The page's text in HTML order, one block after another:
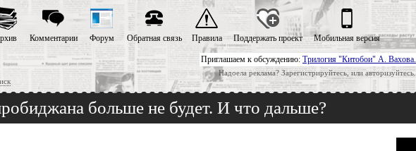
Приглашаем к обсуждению: Трилогия "Китобои" А. Вахова.
Надоела реклама? Зарегистрируйтесь, или авторизуйтесь.
Комментарии Форум Обратная связь Правила Поддержать проект Мобильная версия
больше не будет. И что дальше?